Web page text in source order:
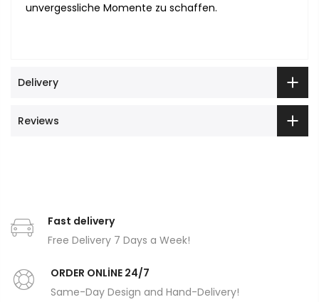
unvergessliche Momente zu schaffen.
Delivery
Reviews
Fast delivery
Free Delivery 7 Days a Week!
ORDER ONLİNE 24/7
Same-Day Design and Hand-Delivery!